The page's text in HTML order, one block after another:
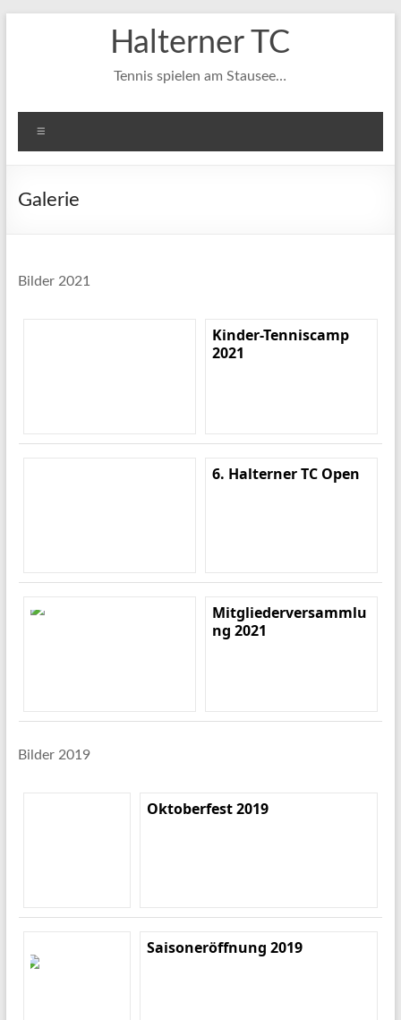
Halterner TC
Tennis spielen am Stausee…
Galerie
Bilder 2021
Kinder-Tenniscamp
2021
6. Halterner TC Open
Mitgliederversammlu
ng 2021
Bilder 2019
Oktoberfest 2019
Saisoneröffnung 2019